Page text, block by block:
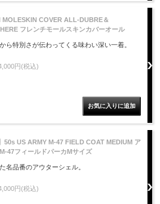
MOLESKIN COVER ALL-DUBRE＆
フレンチモールスキンカバーオール
ら特別さが伝わってくる味わい深い一着。
円(税込)
50s US ARMY M-47 FIELD COAT MEDIUM ア
47フィールドパーカMサイズ
名品番のアウターシェル。
円(税込)